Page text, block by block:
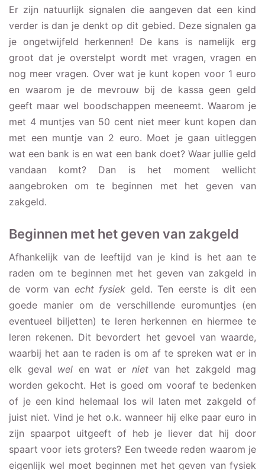
Er zijn natuurlijk signalen die aangeven dat een kind
verder is dan je denkt op dit gebied. Deze signalen ga
je ongetwijfeld herkennen! De kans is namelijk erg
groot dat je overstelpt wordt met vragen, vragen en
nog meer vragen. Over wat je kunt kopen voor 1 euro
en waarom je de mevrouw bij de kassa geen geld
geeft maar wel boodschappen meeneemt. Waarom je
met 4 muntjes van 50 cent niet meer kunt kopen dan
met een muntje van 2 euro. Moet je gaan uitleggen
wat een bank is en wat een bank doet? Waar jullie geld
vandaan komt? Dan is het moment wellicht
aangebroken om te beginnen met het geven van
zakgeld.
Beginnen met het geven van zakgeld
Afhankelijk van de leeftijd van je kind is het aan te
raden om te beginnen met het geven van zakgeld in
de vorm van echt fysiek geld. Ten eerste is dit een
goede manier om de verschillende euromuntjes (en
eventueel biljetten) te leren herkennen en hiermee te
leren rekenen. Dit bevordert het gevoel van waarde,
waarbij het aan te raden is om af te spreken wat er in
elk geval wel en wat er nietvan het zakgeld mag
worden gekocht. Het is goed om vooraf te bedenken
of je een kind helemaal los wil laten met zakgeld of
juist niet. Vind je het o.k. wanneer hij elke paar euro in
zijn spaarpot uitgeeft of heb je liever dat hij door
spaart voor iets groters? Een tweede reden waarom je
eigenlijk wel moet beginnen met het geven van fysiek